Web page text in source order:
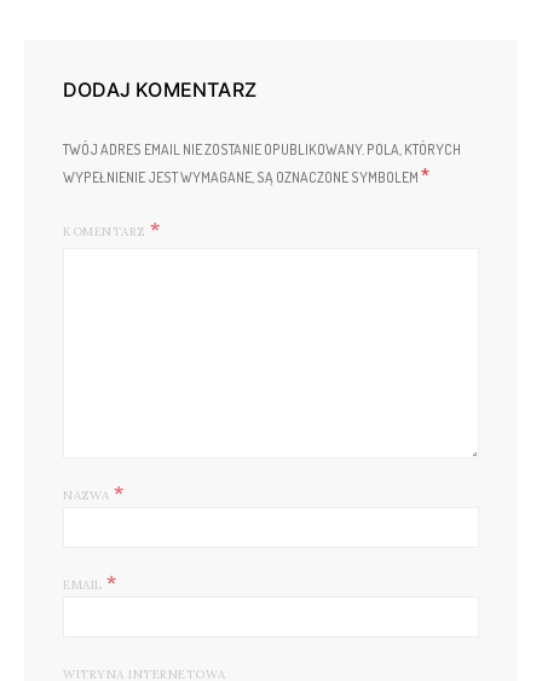
DODAJ KOMENTARZ
TWÓJ ADRES EMAIL NIE ZOSTANIE OPUBLIKOWANY. POLA, KTÓRYCH
WYPEŁNIENIE JEST WYMAGANE, SĄ OZNACZONE SYMBOLEM *
KOMENTARZ
NAZWA *
EMAIL *
WITRYNA INTERNETOWA